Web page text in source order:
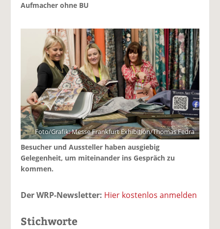
Aufmacher ohne BU
Foto/Grafik: Messe Frankfurt Exhibition/Thomas Fedra
Besucher und Aussteller haben ausgiebig
Gelegenheit, um miteinander ins Gespräch zu
kommen.
Der WRP-Newsletter: Hier kostenlos anmelden
Stichworte